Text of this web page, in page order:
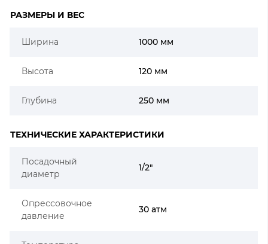
РАЗМЕРЫ И ВЕС
Ширина 1000 мм
Высота 120 мм
Глубина 250 мм
ТЕХНИЧЕСКИЕ ХАРАКТЕРИСТИКИ
Посадочный
диаметр
1/2"
Опрессовочное
давление
30 атм